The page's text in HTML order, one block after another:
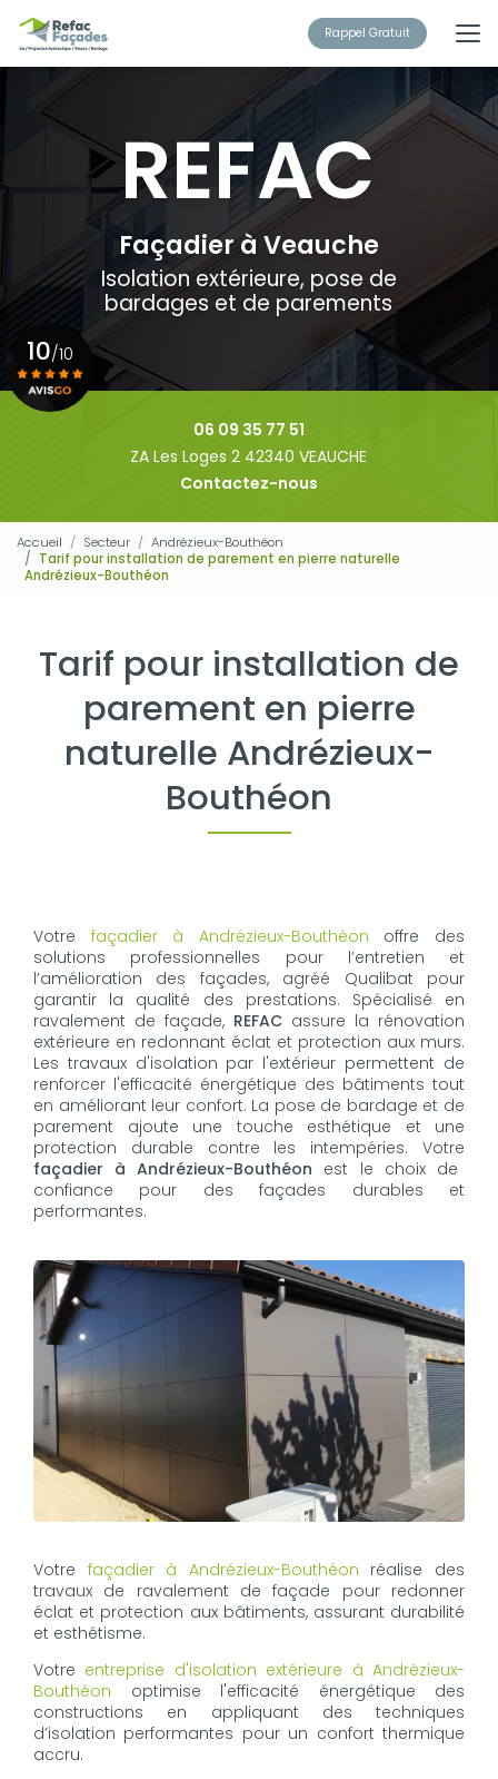
au
contenu
principal
Rappel Gratuit
Façadier à Veauche
Isolation extérieure, pose de
bardages et de parements
06 09 35 77 51
ZA Les Loges 2 42340 VEAUCHE
Contactez-nous
10/10
Accueil Secteur
Andrézieux-Bouthéon
Tarif pour installation de parement en pierre naturelle
Andrézieux-Bouthéon
Tarif pour installation de
parement en pierre
naturelle Andrézieux-
Bouthéon
Votre façadier à Andrézieux-Bouthéon offre des
solutions professionnelles pour l’entretien et
l’amélioration des façades, agréé Qualibat pour
garantir la qualité des prestations. Spécialisé en
ravalement de façade, REFAC assure la rénovation
extérieure en redonnant éclat et protection aux murs.
Les travaux d'isolation par l'extérieur permettent de
renforcer l'efficacité énergétique des bâtiments tout
en améliorant leur confort. La pose de bardage et de
parement ajoute une touche esthétique et une
protection durable contre les intempéries. Votre
façadier à Andrézieux-Bouthéon est le choix de
confiance pour des façades durables et
performantes.
Votre façadier à Andrézieux-Bouthéon réalise des
travaux de ravalement de façade pour redonner
éclat et protection aux bâtiments, assurant durabilité
et esthétisme.
Votre entreprise d'isolation extérieure à Andrézieux-
Bouthéon optimise l'efficacité énergétique des
constructions en appliquant des techniques
d’isolation performantes pour un confort thermique
accru.